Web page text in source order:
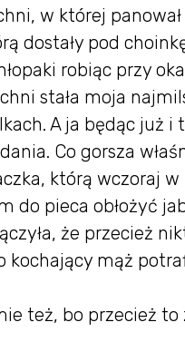
w której
dostały pod
robiąc przy
stała moja
A ja będąc już
Co gorsza
którą wczoraj
do pieca obłożyć
że przecież
kochający mąż
też, bo przecież to